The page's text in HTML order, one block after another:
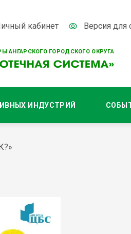
АНГАРСКОГО ГОРОДСКОГО ОКРУГА
кабинет Версия для
ИНДУСТРИЙ